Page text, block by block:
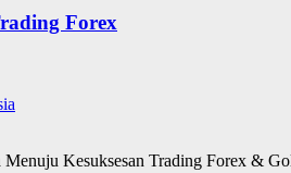
Forex
Kesuksesan Trading Forex &